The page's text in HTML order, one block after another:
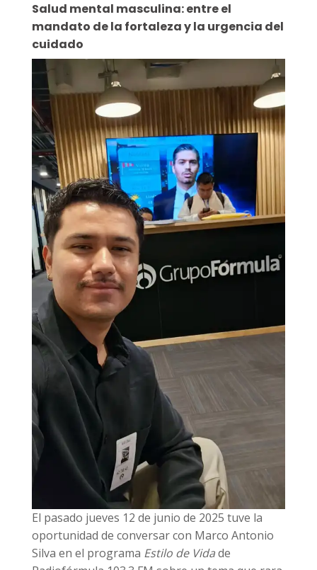
Salud mental masculina: entre el
mandato de la fortaleza y la urgencia del
cuidado
El pasado jueves 12 de junio de 2025 tuve la
oportunidad de conversar con Marco Antonio
Silva en el programa Estilo de Vidade